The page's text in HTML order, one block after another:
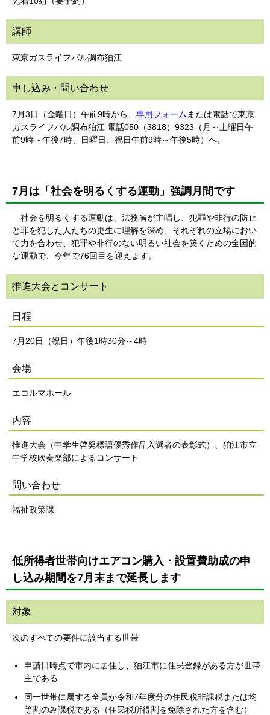
講師
東京ガスライフバル調布狛江
申し込み・問い合わせ
7月3日（金曜日）午前9時から、 専用フォーム または電話で東京
ガスライフバル調布狛江 電話050（3818）9323（月～土曜日午
前9時～午後7時、日曜日、祝日午前9時～午後5時）へ。
7月は「社会を明るくする運動」強調月間です
社会を明るくする運動は、法務省が主唱し、犯罪や非行の防止
と罪を犯した人たちの更生に理解を深め、それぞれの立場におい
て力を合わせ、犯罪や非行のない明るい社会を築くための全国的
な運動で、今年で76回目を迎えます。
推進大会とコンサート
日程
7月20日（祝日）午後1時30分～4時
会場
エコルマホール
内容
推進大会（中学生啓発標語優秀作品入選者の表彰式）、狛江市立
中学校吹奏楽部によるコンサート
問い合わせ
福祉政策課
低所得者世帯向けエアコン購入・設置費助成の申
し込み期間を7月末まで延長します
対象
次のすべての要件に該当する世帯
申請日時点で市内に居住し、狛江市に住民登録がある方が世帯
主である
同一世帯に属する全員が令和7年度分の住民税非課税または均
等割のみ課税である（住民税所得割を免除された方を含む）